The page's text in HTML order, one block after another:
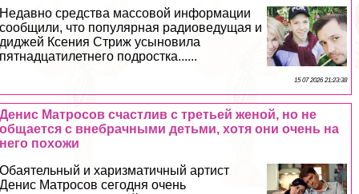
Недавно средства массовой информации
сообщили, что популярная радиоведущая и
диджей Ксения Стриж усыновила
пятнадцатилетнего подростка......
15 07 2026 21:23:38
Денис Матросов счастлив с третьей женой, но не
общается с внебрачными детьми, хотя они очень на
него похожи
Обаятельный и харизматичный артист
Денис Матросов сегодня очень